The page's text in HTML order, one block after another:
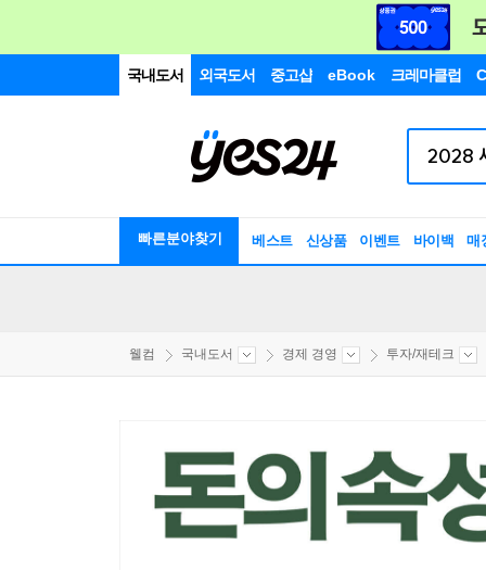
국내도서 외국도서 중고샵 eBook 크레마클럽
빠른분야찾기 베스트 신상품 이벤트 바이백 매
웰컴 국내도서 경제 경영 투자/재테크